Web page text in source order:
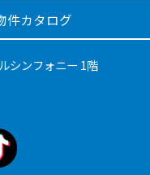
件カタログ
シンフォニー 1階